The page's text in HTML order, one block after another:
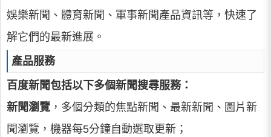
娛樂新聞、體育新聞、軍事新聞產品資訊等，快速了
解它們的最新進展。
產品服務
百度新聞包括以下多個新聞搜尋服務：
新聞瀏覽 ，多個分類的焦點新聞、最新新聞、圖片新
聞瀏覽，機器每5分鐘自動選取更新；